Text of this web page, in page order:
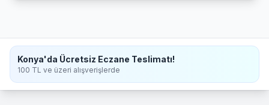
Konya'da Ücretsiz Eczane Teslimatı!
100 TL ve üzeri alışverişlerde